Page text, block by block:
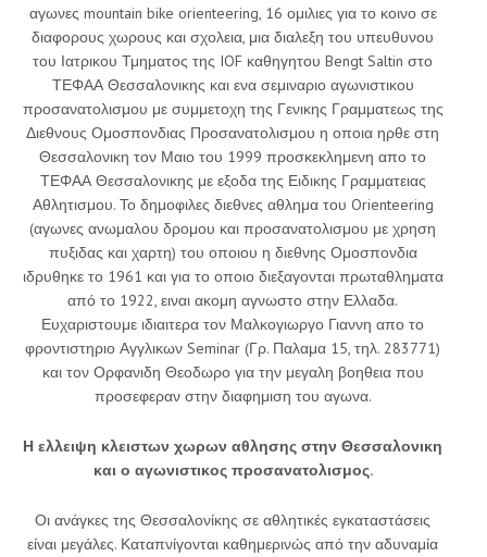
αγωνες mountain bike orienteering, 16 ομιλιες για το κοινο σε
διαφορους χωρους και σχολεια, μια διαλεξη του υπευθυνου
του Ιατρικου Τμηματος της IOF καθηγητου Bengt Saltin στο
ΤΕΦΑΑ Θεσσαλονικης και ενα σεμιναριο αγωνιστικου
προσανατολισμου με συμμετοχη της Γενικης Γραμματεως της
Διεθνους Ομοσπονδιας Προσανατολισμου η οποια ηρθε στη
Θεσσαλονικη τον Μαιο του 1999 προσκεκλημενη απο το
ΤΕΦΑΑ Θεσσαλονικης με εξοδα της Ειδικης Γραμματειας
Αθλητισμου. Το δημοφιλες διεθνες αθλημα του Orienteering
(αγωνες ανωμαλου δρομου και προσανατολισμου με χρηση
πυξιδας και χαρτη) του οποιου η διεθνης Ομοσπονδια
ιδρυθηκε το 1961 και για το οποιο διεξαγονται πρωταθληματα
από το 1922, ειναι ακομη αγνωστο στην Ελλαδα.
Ευχαριστουμε ιδιαιτερα τον Μαλκογιωργο Γιαννη απο το
φροντιστηριο Αγγλικων Seminar (Γρ. Παλαμα 15, τηλ. 283771)
και τον Ορφανιδη Θεοδωρο για την μεγαλη βοηθεια που
προσεφεραν στην διαφημιση του αγωνα.
Η ελλειψη κλειστων χωρων αθλησης στην Θεσσαλονικη
και ο αγωνιστικος προσανατολισμος.
Οι ανάγκες της Θεσσαλονίκης σε αθλητικές εγκαταστάσεις
είναι μεγάλες. Καταπνίγονται καθημερινώς από την αδυναμία